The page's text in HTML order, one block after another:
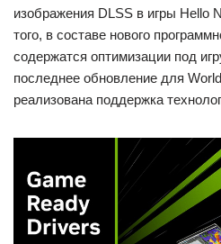
изображения DLSS в игры Hello
того, в составе нового
содержатся оптимизации под
последнее обновление для
реализована поддержка